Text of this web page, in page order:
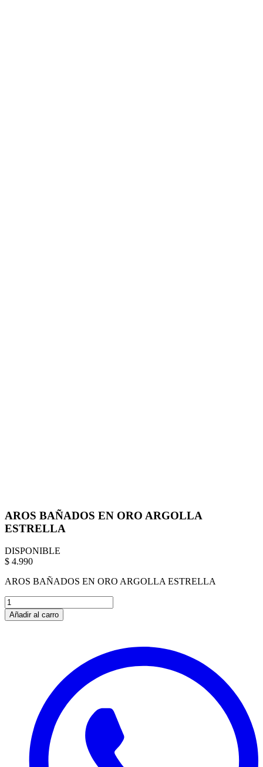
AROS BAÑADOS EN ORO ARGOLLA
ESTRELLA
DISPONIBLE
$ 4.990
AROS BAÑADOS EN ORO ARGOLLA ESTRELLA
Añadir al carro